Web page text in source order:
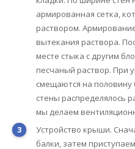
армированная сетка,
раствором.
вытекания раствора.
месте стыка с другим
песчаный раствор. При
смещаются на половину
стены распределялось
мы делаем
Устройство крыши.
балки, затем